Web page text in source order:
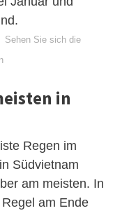
Sehen Sie sich die
in
Regen im
Südvietnam
am meisten. In
am Ende